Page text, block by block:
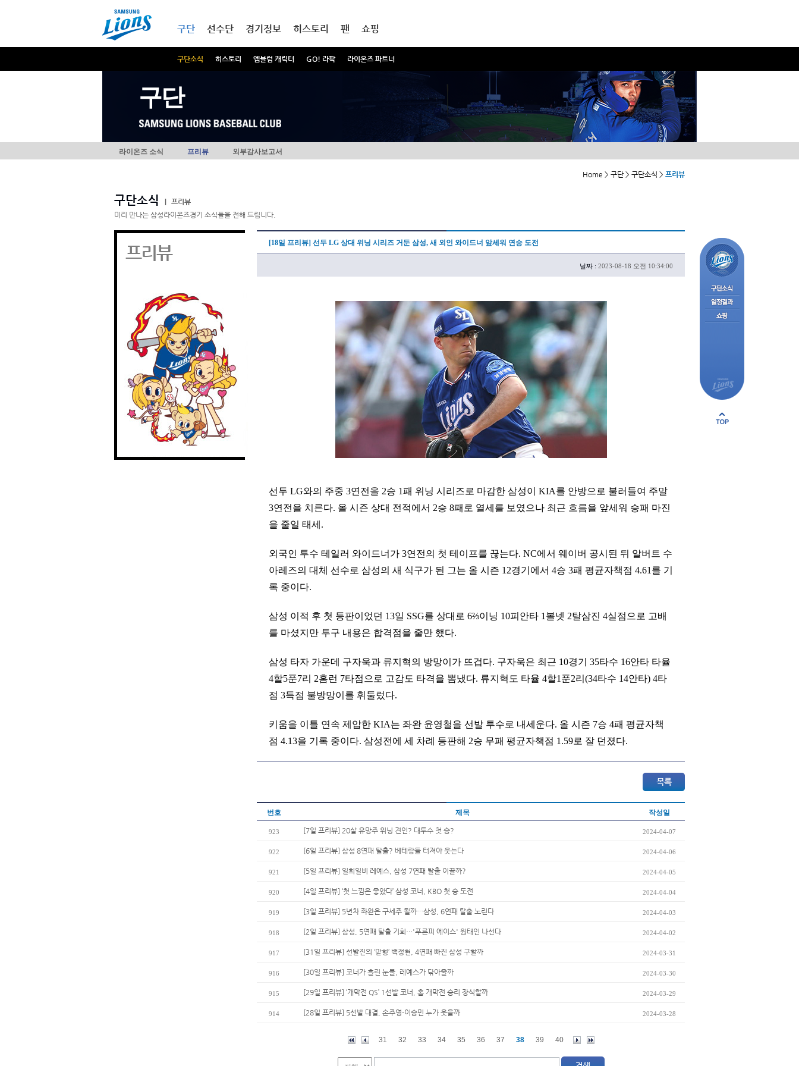
구단
구단소식 히스토리 엠블럼 캐릭터 GO! 라팍 라이온즈 파트너
선수단 경기정보 히스토리 팬 쇼핑
구단
라이온즈 소식 프리뷰 외부감사보고서
Home > 구단 > 구단소식 > 프리뷰
구단소식
프리뷰
미리 만나는 삼성라이온즈경기 소식들을 전해 드립니다.
프리뷰 [18일 프리뷰] 선두 LG 상대 위닝 시리즈 거둔 삼성, 새 외인 와이드너 앞세워 연승 도전
날짜 : 2023-08-18 오전 10:34:00
선두 LG와의 주중 3연전을 2승 1패 위닝 시리즈로 마감한 삼성이 KIA를 안방으로 불러들여 주말
3연전을 치른다. 올 시즌 상대 전적에서 2승 8패로 열세를 보였으나 최근 흐름을 앞세워 승패 마진
을 줄일 태세.
외국인 투수 테일러 와이드너가 3연전의 첫 테이프를 끊는다. NC에서 웨이버 공시된 뒤 알버트 수
아레즈의 대체 선수로 삼성의 새 식구가 된 그는 올 시즌 12경기에서 4승 3패 평균자책점 4.61를 기
록 중이다.
삼성 이적 후 첫 등판이었던 13일 SSG를 상대로 6⅔이닝 10피안타 1볼넷 2탈삼진 4실점으로 고배
를 마셨지만 투구 내용은 합격점을 줄만 했다.
삼성 타자 가운데 구자욱과 류지혁의 방망이가 뜨겁다. 구자욱은 최근 10경기 35타수 16안타 타율
4할5푼7리 2홈런 7타점으로 고감도 타격을 뽐냈다. 류지혁도 타율 4할1푼2리(34타수 14안타) 4타
점 3득점 불방망이를 휘둘렀다.
키움을 이틀 연속 제압한 KIA는 좌완 윤영철을 선발 투수로 내세운다. 올 시즌 7승 4패 평균자책
점 4.13을 기록 중이다. 삼성전에 세 차례 등판해 2승 무패 평균자책점 1.59로 잘 던졌다.
번호 제목 작성일
923 [7일 프리뷰] 20살 유망주 위닝 견인? 대투수 첫 승? 2024-04-07
922 [6일 프리뷰] 삼성 8연패 탈출? 베테랑들 터져야 웃는다 2024-04-06
921 [5일 프리뷰] 일희일비 레예스, 삼성 7연패 탈출 이끌까? 2024-04-05
920 [4일 프리뷰] ‘첫 느낌은 좋았다’ 삼성 코너, KBO 첫 승 도전 2024-04-04
919 [3일 프리뷰] 5년차 좌완은 구세주 될까…삼성, 6연패 탈출 노린다 2024-04-03
918 [2일 프리뷰] 삼성, 5연패 탈출 기회…'푸른피 에이스' 원태인 나선다 2024-04-02
917 [31일 프리뷰] 선발진의 ‘맏형’ 백정현, 4연패 빠진 삼성 구할까 2024-03-31
916 [30일 프리뷰] 코너가 흘린 눈물, 레예스가 닦아줄까 2024-03-30
915 [29일 프리뷰] ‘개막전 QS’ 1선발 코너, 홈 개막전 승리 장식할까 2024-03-29
914 [28일 프리뷰] 5선발 대결, 손주영-이승민 누가 웃을까 2024-03-28
31 32 33 34 35 36 37 38 39 40